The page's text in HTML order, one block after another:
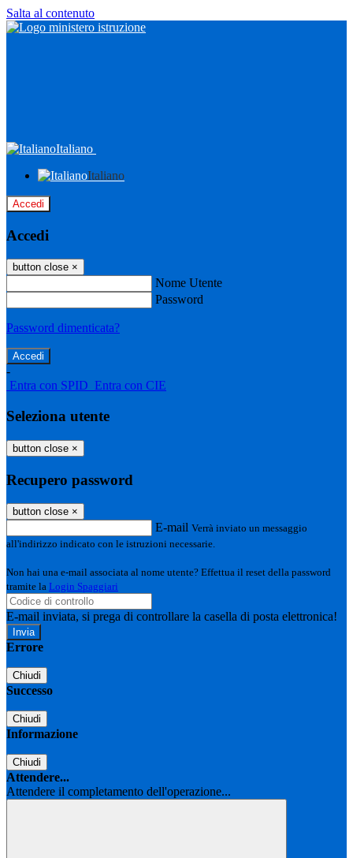
Salta al contenuto
Italiano
Italiano
Accedi
Accedi
button close ×
Nome Utente
Password
Password dimenticata?
-
Entra con SPID Entra con CIE
Seleziona utente
button close ×
Recupero password
button close ×
E-mail Verrà inviato un messaggio
all'indirizzo indicato con le istruzioni necessarie.
Non hai una e-mail associata al nome utente? Effettua il reset della password
tramite la Login Spaggiari
E-mail inviata, si prega di controllare la casella di posta elettronica!
Errore
Chiudi
Successo
Chiudi
Informazione
Chiudi
Attendere...
Attendere il completamento dell'operazione...